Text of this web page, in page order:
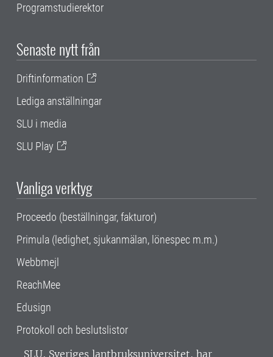
Programstudierektor
Senaste nytt från
Driftinformation
Lediga anställningar
SLU i media
SLU Play
Vanliga verktyg
Proceedo (beställningar, fakturor)
Primula (ledighet, sjukanmälan, lönespec m.m.)
Webbmejl
ReachMee
Edusign
Protokoll och beslutslistor
SLU, Sveriges lantbruksuniversitet, har